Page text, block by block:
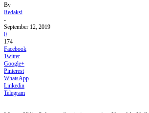
By
Redaksi
-
September 12, 2019
0
174
Facebook
Twitter
Google+
Pinterest
WhatsApp
Linkedin
Telegram